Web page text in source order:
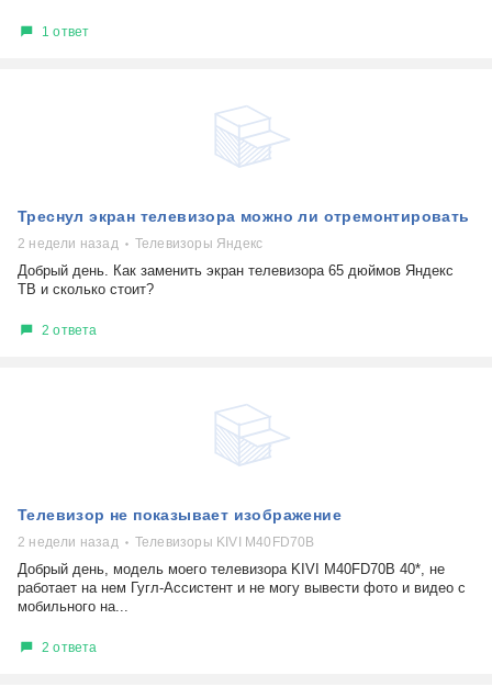
1 ответ
Треснул экран телевизора можно ли отремонтировать
2 недели назад Телевизоры Яндекс
Добрый день. Как заменить экран телевизора 65 дюймов Яндекс
ТВ и сколько стоит?
2 ответа
Телевизор не показывает изображение
2 недели назад Телевизоры KIVI M40FD70B
Добрый день, модель моего телевизора KIVI M40FD70B 40*, не
работает на нем Гугл-Ассистент и не могу вывести фото и видео с
мобильного на...
2 ответа